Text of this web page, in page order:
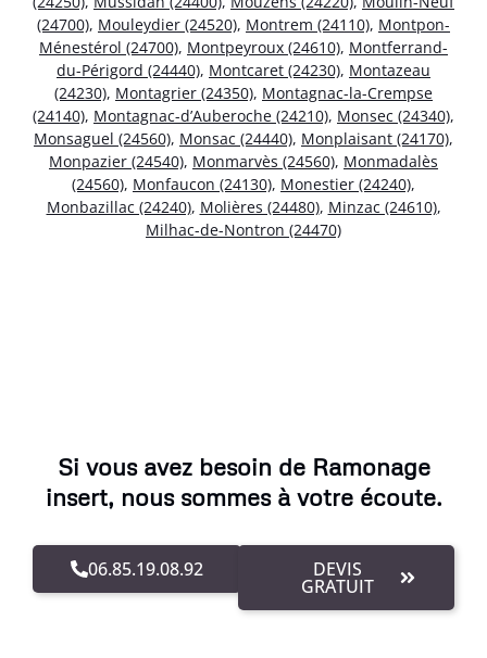
(24700), Mouleydier (24520), Montrem (24110), Montpon-
Ménestérol (24700), Montpeyroux (24610), Montferrand-
du-Périgord (24440), Montcaret (24230), Montazeau
(24230), Montagrier (24350), Montagnac-la-Crempse
(24140), Montagnac-d’Auberoche (24210), Monsec (24340),
Monsaguel (24560), Monsac (24440), Monplaisant (24170),
Monpazier (24540), Monmarvès (24560), Monmadalès
(24560), Monfaucon (24130), Monestier (24240),
Monbazillac (24240), Molières (24480), Minzac (24610),
Milhac-de-Nontron (24470)
Si vous avez besoin de Ramonage
insert, nous sommes à votre écoute.
06.85.19.08.92 DEVIS
GRATUIT